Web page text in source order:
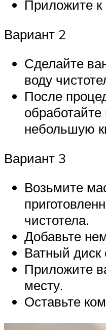
Приложите к
Вариант 2
Сделайте
воду
После
небольшую
Вариант 3
Возьмите
чистотела.
Добавьте
Ватный диск
Приложите
месту.
Оставьте